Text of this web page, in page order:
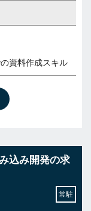
資料作成スキル
込み開発の求
常駐